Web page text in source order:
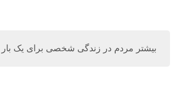
بیشتر مردم در زندگی شخصی برای یک بار